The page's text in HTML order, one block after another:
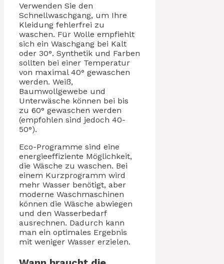
Verwenden Sie den
Schnellwaschgang, um Ihre
Kleidung fehlerfrei zu
waschen. Für Wolle empfiehlt
sich ein Waschgang bei Kalt
oder 30°. Synthetik und Farben
sollten bei einer Temperatur
von maximal 40° gewaschen
werden. Weiß,
Baumwollgewebe und
Unterwäsche können bei bis
zu 60° gewaschen werden
(empfohlen sind jedoch 40-
50°).
Eco-Programme sind eine
energieeffiziente Möglichkeit,
die Wäsche zu waschen. Bei
einem Kurzprogramm wird
mehr Wasser benötigt, aber
moderne Waschmaschinen
können die Wäsche abwiegen
und den Wasserbedarf
ausrechnen. Dadurch kann
man ein optimales Ergebnis
mit weniger Wasser erzielen.